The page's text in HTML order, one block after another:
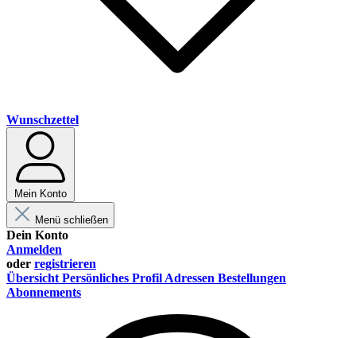
Wunschzettel
Mein Konto
Menü schließen
Dein Konto
Anmelden
oder registrieren
Übersicht Persönliches Profil Adressen Bestellungen
Abonnements